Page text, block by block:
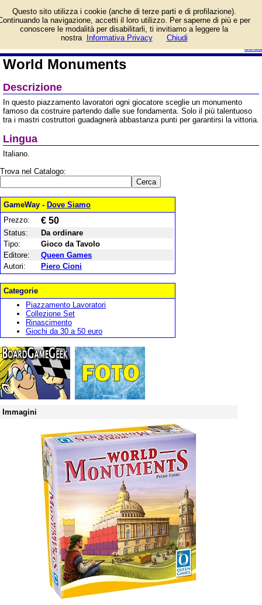
guida
Monuments e prezzo di
vendita. Prodotto da
World Monuments
Descrizione
In questo piazzamento lavoratori ogni giocatore sceglie un monumento
famoso da costruire partendo dalle sue fondamenta. Solo il più talentuoso
tra i mastri costruttori guadagnerà abbastanza punti per garantirsi la vittoria.
Lingua
Italiano.
Trova nel Catalogo:
GameWay - Dove Siamo
Prezzo:
€ 50
Status:
Da ordinare
Tipo:
Gioco da Tavolo
Editore:
Queen Games
Autori:
Piero Cioni
Categorie
Piazzamento Lavoratori
Collezione Set
Rinascimento
Giochi da 30 a 50 euro
Immagini
Questo sito utilizza i cookie (anche di terze parti e di profilazione).
la navigazione, accetti il loro utilizzo. Per saperne di più e per
conoscere le modalità per disabilitarli, ti invitiamo a leggere la
nostra
Informativa Privacy Chiudi